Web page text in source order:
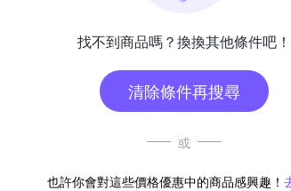
找不到商品嗎？換換其他條件吧！
清除條件再搜尋
或
也許你會對這些價格優惠中的商品感興趣！